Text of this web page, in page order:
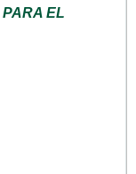
EL